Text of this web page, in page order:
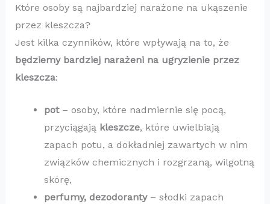
Które osoby są najbardziej narażone na ukąszenie
przez kleszcza?
Jest kilka czynników, które wpływają na to, że
będziemy bardziej narażeni na ugryzienie przez
kleszcza:
pot– osoby, które nadmiernie się pocą,
przyciągają kleszcze, które uwielbiają
zapach potu, a dokładniej zawartych w nim
związków chemicznych i rozgrzaną, wilgotną
skórę,
perfumy, dezodoranty– słodki zapach